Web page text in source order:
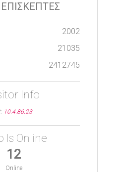
2002
21035
2412745
Info
10.4.86.23
Is Online
12
Online